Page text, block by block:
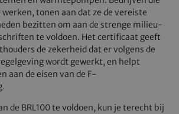
werken, tonen aan dat ze de vereiste
bezitten om aan de strenge milieu-
te voldoen. Het certificaat geeft
de zekerheid dat er volgens de
wordt gewerkt, en helpt
aan de eisen van de F-
de BRL100 te voldoen, kun je terecht bij